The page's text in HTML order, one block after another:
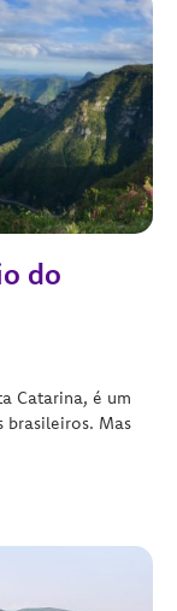
do
Catarina, é um
brasileiros. Mas